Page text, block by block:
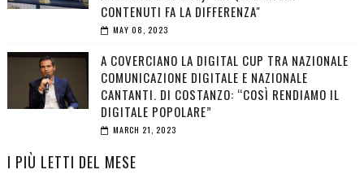
CONTENUTI FA LA DIFFERENZA"
MAY 08, 2023
A COVERCIANO LA DIGITAL CUP TRA NAZIONALE
COMUNICAZIONE DIGITALE E NAZIONALE
CANTANTI. DI COSTANZO: “COSÌ RENDIAMO IL
DIGITALE POPOLARE”
MARCH 21, 2023
I PIÙ LETTI DEL MESE